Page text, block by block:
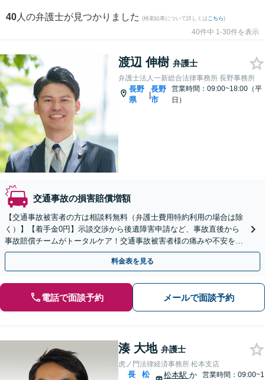
40 人の弁護士が見つかりました (検索結果について詳しくは こちら)
40件中 1-30件を表示
渡辺 伸樹 弁護士
弁護士法人一新総合法律事務所 長野事務所
長野
県
|
長野
市
営業時間：09:00~18:00（平
日）
交通事故の損害賠償増額
【交通事故被害者の方は相談料無料（弁護士費用特約利用の場合は除
く）】【着手金0円】示談交渉から後遺障害申請など、事故直後から
事故賠償チームがトータルケア！交通事故被害者様の痛みや不安を受
け止め、総合的なサポートをさせていただきます。
料金表を見る
電話で面談予約 メールで面談予約
湊 大地 弁護士
虎ノ門法律経済事務所 松本支店
長
松
松本駅 か
営業時間：09:00~1